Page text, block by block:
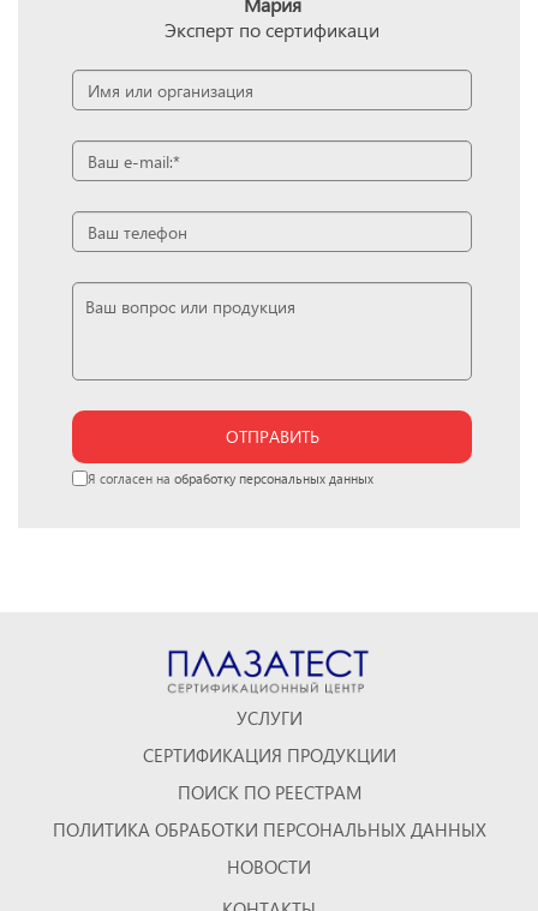
Эксперт по сертификаци
ОТПРАВИТЬ
Я согласен на обработку персональных данных
УСЛУГИ
СЕРТИФИКАЦИЯ ПРОДУКЦИИ
ПОИСК ПО РЕЕСТРАМ
ПОЛИТИКА ОБРАБОТКИ ПЕРСОНАЛЬНЫХ ДАННЫХ
НОВОСТИ